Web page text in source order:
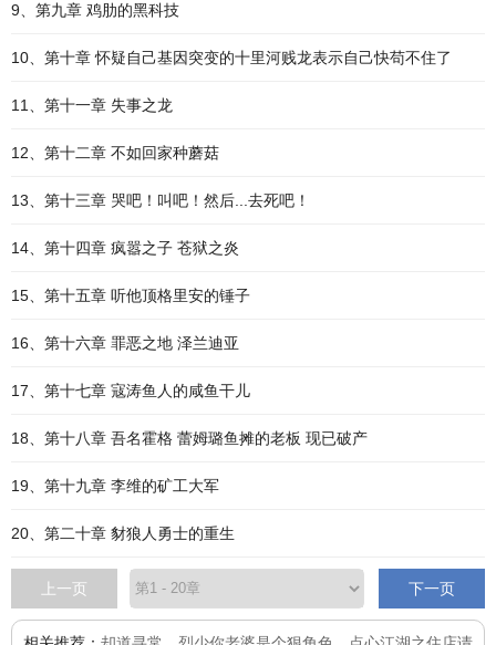
9、第九章 鸡肋的黑科技
10、第十章 怀疑自己基因突变的十里河贱龙表示自己快苟不住了
11、第十一章 失事之龙
12、第十二章 不如回家种蘑菇
13、第十三章 哭吧！叫吧！然后...去死吧！
14、第十四章 疯嚣之子 苍狱之炎
15、第十五章 听他顶格里安的锤子
16、第十六章 罪恶之地 泽兰迪亚
17、第十七章 寇涛鱼人的咸鱼干儿
18、第十八章 吾名霍格 蕾姆璐鱼摊的老板 现已破产
19、第十九章 李维的矿工大军
20、第二十章 豺狼人勇士的重生
上一页 下一页